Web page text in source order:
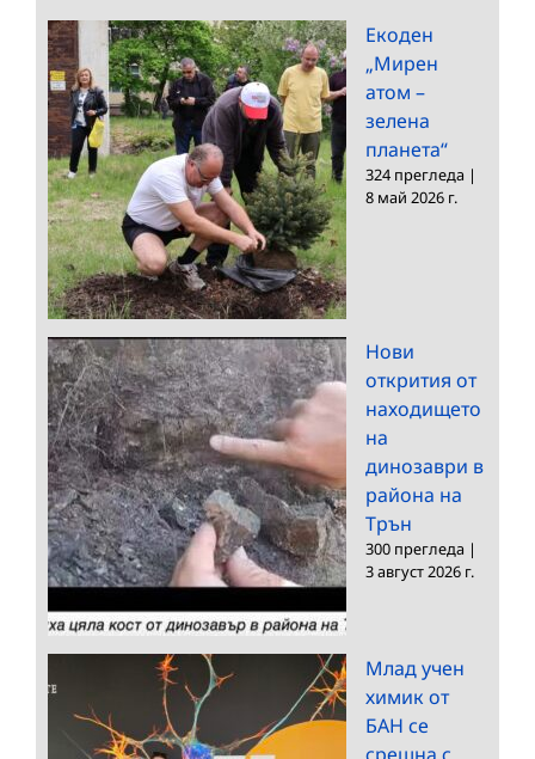
Екоден
„Мирен
атом –
зелена
планета“
324 прегледа |
8 май 2026 г.
Нови
открития от
находището
на
динозаври в
района на
Трън
300 прегледа |
3 август 2026 г.
Млад учен
химик от
БАН се
срещна с